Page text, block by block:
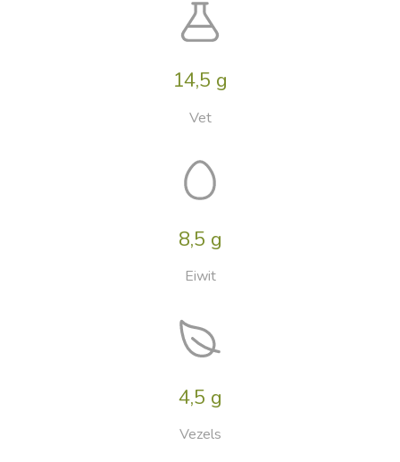
14,5 g
Vet
8,5 g
Eiwit
4,5 g
Vezels